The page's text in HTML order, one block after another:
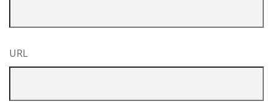
URL